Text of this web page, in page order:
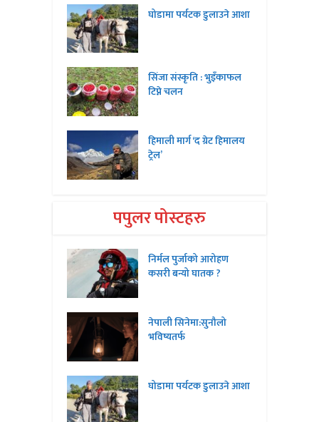
घोडामा पर्यटक डुलाउने आशा
सिंजा संस्कृति : भुइँकाफल
टिप्ने चलन
हिमाली मार्ग ‘द ग्रेट हिमालय
ट्रेल’
पपुलर पोस्टहरु
निर्मल पुर्जाको आरोहण
कसरी बन्यो घातक ?
नेपाली सिनेमा:सुनौलो
भविष्यतर्फ
घोडामा पर्यटक डुलाउने आशा